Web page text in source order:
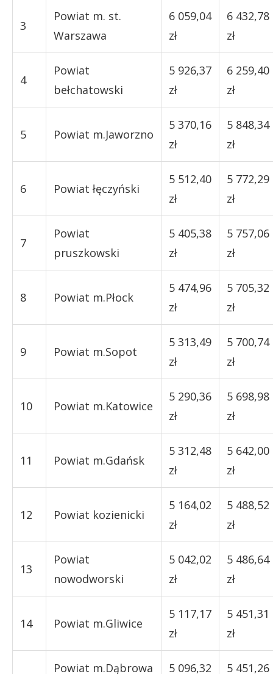
3
Powiat m. st.
Warszawa
6 059,04
zł
6 432,78
zł
4
Powiat
bełchatowski
5 926,37
zł
6 259,40
zł
5 Powiat m.Jaworzno
5 370,16
zł
5 848,34
zł
6 Powiat łęczyński
5 512,40
zł
5 772,29
zł
7
Powiat
pruszkowski
5 405,38
zł
5 757,06
zł
8 Powiat m.Płock
5 474,96
zł
5 705,32
zł
9 Powiat m.Sopot
5 313,49
zł
5 700,74
zł
10 Powiat m.Katowice
5 290,36
zł
5 698,98
zł
11 Powiat m.Gdańsk
5 312,48
zł
5 642,00
zł
12 Powiat kozienicki
5 164,02
zł
5 488,52
zł
13
Powiat
nowodworski
5 042,02
zł
5 486,64
zł
14 Powiat m.Gliwice
5 117,17
zł
5 451,31
zł
Powiat m.Dąbrowa 5 096,32 5 451,26